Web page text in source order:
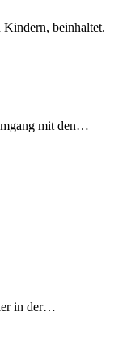
Kindern, beinhaltet.
mit den…
in der…